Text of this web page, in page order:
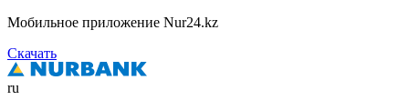
Мобильное приложение Nur24.kz
Скачать
ru